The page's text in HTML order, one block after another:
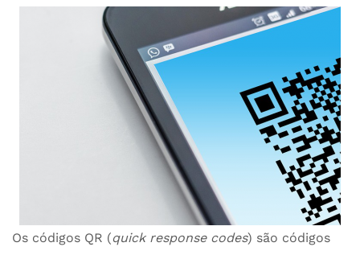
Os códigos QR (quick response codes) são códigos